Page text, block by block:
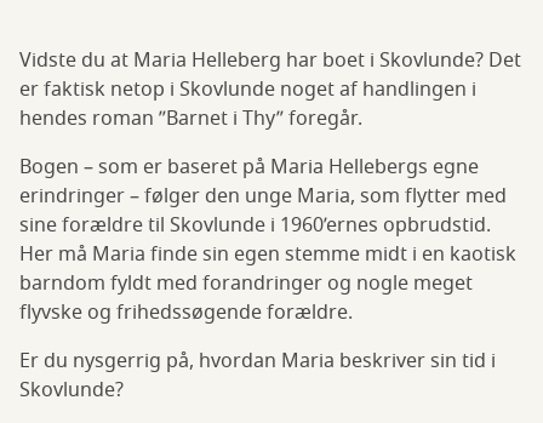
Vidste du at Maria Helleberg har boet i Skovlunde? Det
er faktisk netop i Skovlunde noget af handlingen i
hendes roman ”Barnet i Thy” foregår.
Bogen – som er baseret på Maria Hellebergs egne
erindringer – følger den unge Maria, som flytter med
sine forældre til Skovlunde i 1960’ernes opbrudstid.
Her må Maria finde sin egen stemme midt i en kaotisk
barndom fyldt med forandringer og nogle meget
flyvske og frihedssøgende forældre.
Er du nysgerrig på, hvordan Maria beskriver sin tid i
Skovlunde?